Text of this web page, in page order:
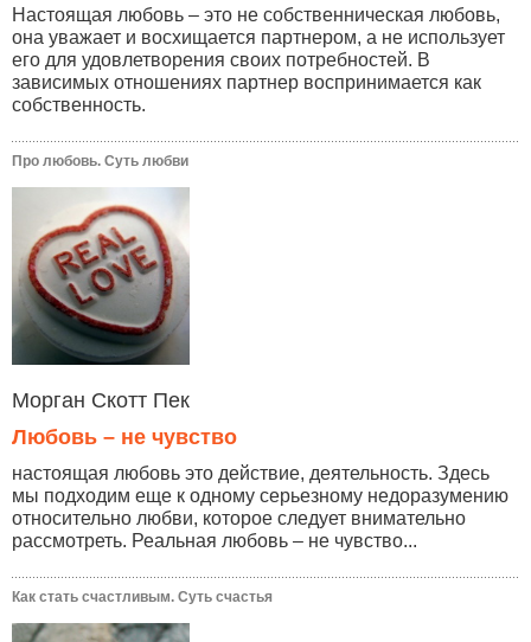
Настоящая любовь – это не собственническая любовь,
она уважает и восхищается партнером, а не использует
его для удовлетворения своих потребностей. В
зависимых отношениях партнер воспринимается как
собственность.
Про любовь. Суть любви
Морган Скотт Пек
Любовь – не чувство
настоящая любовь это действие, деятельность. Здесь
мы подходим еще к одному серьезному недоразумению
относительно любви, которое следует внимательно
рассмотреть. Реальная любовь – не чувство...
Как стать счастливым. Суть счастья